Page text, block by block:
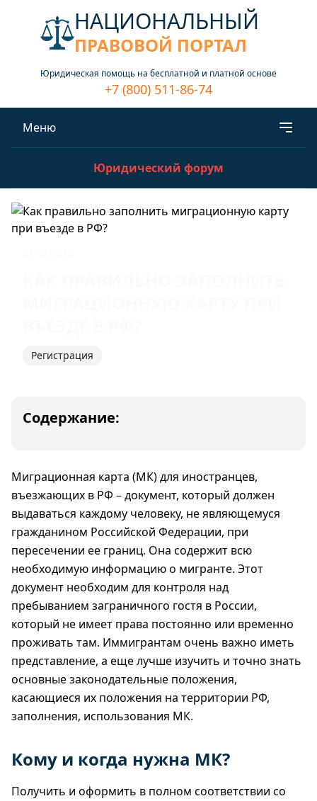
НАЦИОНАЛЬНЫЙ
ПРАВОВОЙ ПОРТАЛ
Юридическая помощь на бесплатной и платной основе
+7 (800) 511-86-74
Меню
Юридический форум
Регистрация
Содержание:
Миграционная карта (МК) для иностранцев,
въезжающих в РФ – документ, который должен
выдаваться каждому человеку, не являющемуся
гражданином Российской Федерации, при
пересечении ее границ. Она содержит всю
необходимую информацию о мигранте. Этот
документ необходим для контроля над
пребыванием заграничного гостя в России,
который не имеет права постоянно или временно
проживать там. Иммигрантам очень важно иметь
представление, а еще лучше изучить и точно знать
основные законодательные положения,
касающиеся их положения на территории РФ,
заполнения, использования МК.
Кому и когда нужна МК?
Получить и оформить в полном соответствии со